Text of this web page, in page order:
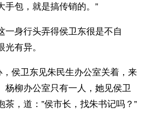
手包，就是搞传销的。”
一身行头弄得侯卫东很是不自
有异。
侯卫东见朱民生办公室关着，来
柳办公室只有一人，她见侯卫
茶，道：”侯市长，找朱书记吗？”